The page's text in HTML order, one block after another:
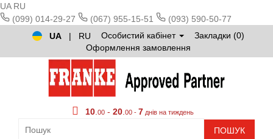
UA RU
(099) 014-29-27
(067) 955-15-51
(093) 590-50-77
UA
| RU Особистий кабінет
Закладки (0)
Оформлення замовлення
10 00 - 20 00 - 7 днів на тиждень
ПОШУК